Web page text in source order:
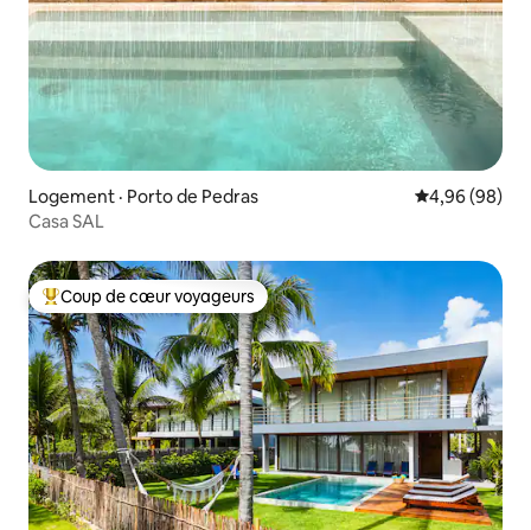
Logement · Porto de Pedras Note
4,96 (98)
Casa SAL
Coup de cœur voyageurs parmi les plus aimés
Coup de cœur voyageurs